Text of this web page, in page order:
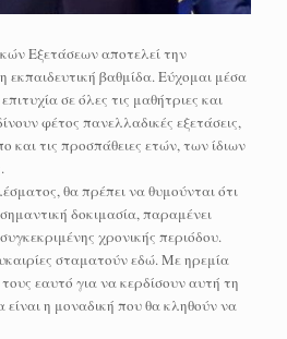
Εξετάσεων αποτελεί την
εκπαιδευτική βαθμίδα. Εύχομαι μέσα
σε όλες τις μαθήτριες και
φέτος πανελλαδικές εξετάσεις,
τις προσπάθειες ετών, των ίδιων
θα πρέπει να θυμούνται ότι
δοκιμασία, παραμένει
χρονικής περιόδου.
σταματούν εδώ. Με ηρεμία
εαυτό για να κερδίσουν αυτή τη
η μοναδική που θα κληθούν να